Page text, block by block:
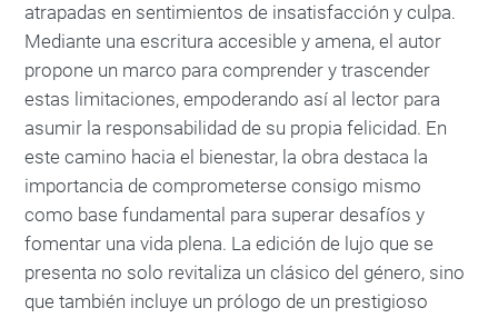
atrapadas en sentimientos de insatisfacción y culpa.
Mediante una escritura accesible y amena, el autor
propone un marco para comprender y trascender
estas limitaciones, empoderando así al lector para
asumir la responsabilidad de su propia felicidad. En
este camino hacia el bienestar, la obra destaca la
importancia de comprometerse consigo mismo
como base fundamental para superar desafíos y
fomentar una vida plena. La edición de lujo que se
presenta no solo revitaliza un clásico del género, sino
que también incluye un prólogo de un prestigioso